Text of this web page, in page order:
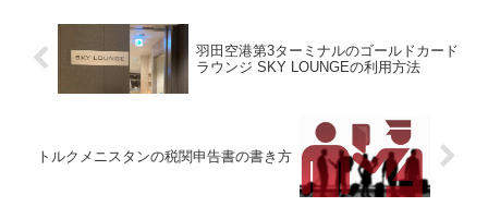
羽田空港第3ターミナルのゴールドカード
ラウンジ SKY LOUNGEの利用方法
トルクメニスタンの税関申告書の書き方